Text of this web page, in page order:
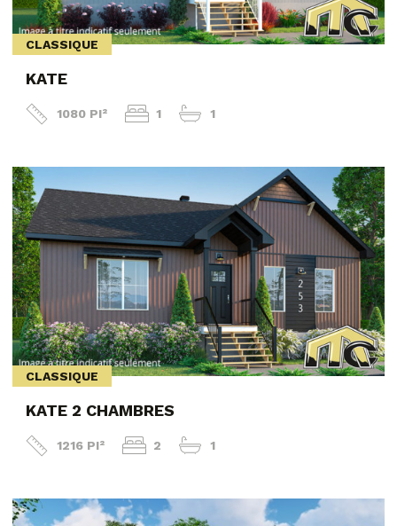
CLASSIQUE
KATE
1080 PI² 1 1
CLASSIQUE
KATE 2 CHAMBRES
1216 PI² 2 1